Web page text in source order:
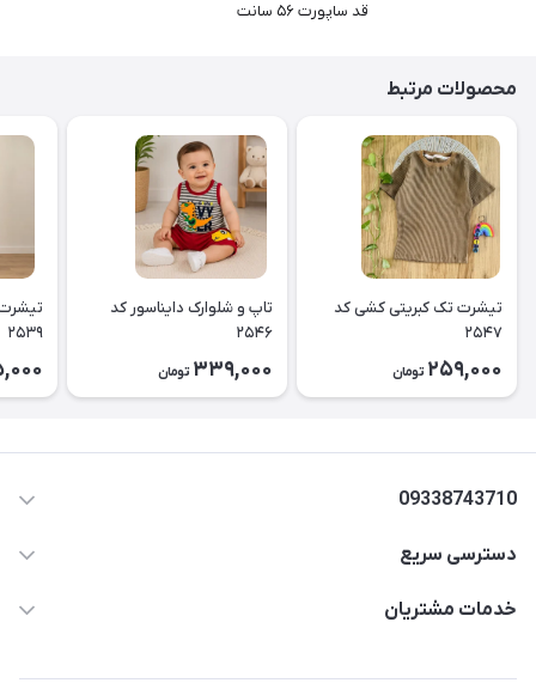
قد ساپورت ۵۶ سانت
محصولات مرتبط
تیشرت تک کبریتی کشی کد
۲۵۴۷
259,000 تومان
تاپ و شلوارک دایناسور کد
۲۵۴۶
339,000 تومان
۲۵۳۹
09338743710
دسترسی سریع
حساب کاربری
خدمات مشتریان